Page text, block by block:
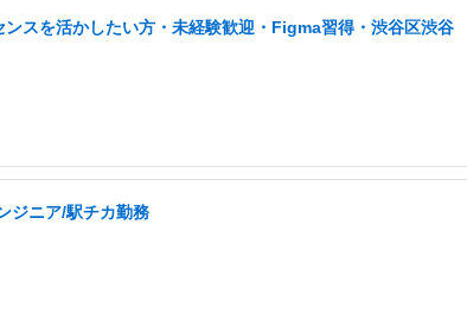
スを活かしたい方・未経験歓迎・Figma習得・渋谷区渋谷
ジニア/駅チカ勤務